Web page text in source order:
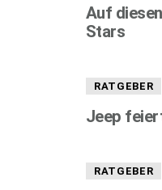
Auf
Stars
RATGEBER
Jeep
RATGEBER